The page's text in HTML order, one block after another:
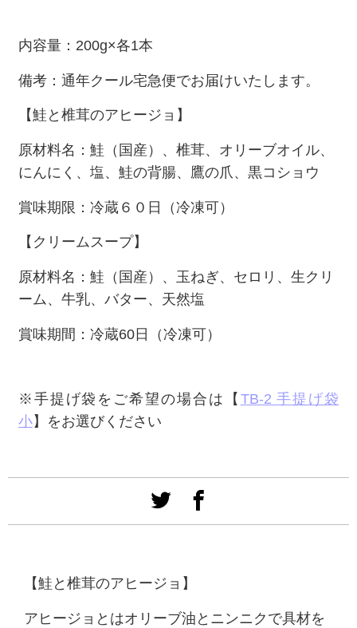
内容量：200g×各1本
備考：通年クール宅急便でお届けいたします。
【鮭と椎茸のアヒージョ】
原材料名：鮭（国産）、椎茸、オリーブオイル、
にんにく、塩、鮭の背腸、鷹の爪、黒コショウ
賞味期限：冷蔵６０日（冷凍可）
【クリームスープ】
原材料名：鮭（国産）、玉ねぎ、セロリ、生クリ
ーム、牛乳、バター、天然塩
賞味期間：冷蔵60日（冷凍可）
※手提げ袋をご希望の場合は【 TB-2 手提げ袋
小】をお選びください
【鮭と椎茸のアヒージョ】
アヒージョとはオリーブ油とニンニクで具材を